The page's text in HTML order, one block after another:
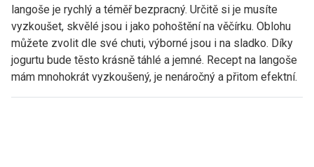
langoše je rychlý a téměř bezpracný. Určitě si je musíte
vyzkoušet, skvělé jsou i jako pohoštění na věčírku. Oblohu
můžete zvolit dle své chuti, výborné jsou i na sladko. Díky
jogurtu bude těsto krásně táhlé a jemné. Recept na langoše
mám mnohokrát vyzkoušený, je nenáročný a přitom efektní.